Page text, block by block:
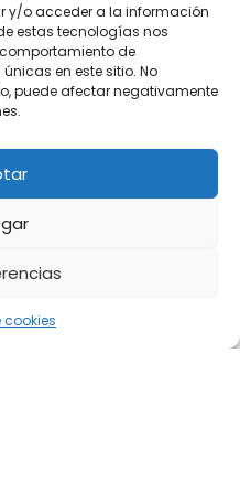
y/o acceder a la información
estas tecnologías nos
de
en este sitio. No
puede afectar negativamente
cookies